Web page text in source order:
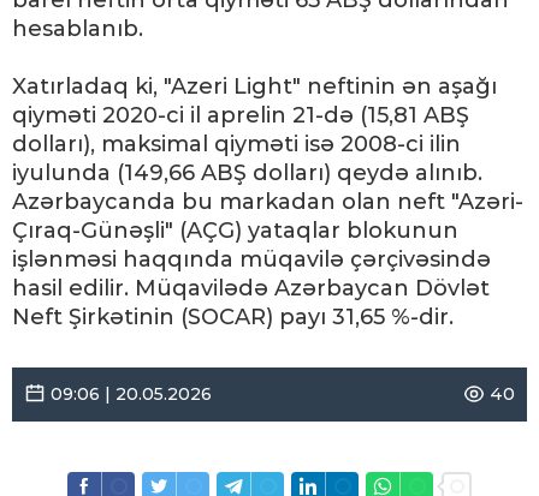
hesablanıb.
Xatırladaq ki, "Azeri Light" neftinin ən aşağı
qiyməti 2020-ci il aprelin 21-də (15,81 ABŞ
dolları), maksimal qiyməti isə 2008-ci ilin
iyulunda (149,66 ABŞ dolları) qeydə alınıb.
Azərbaycanda bu markadan olan neft "Azəri-
Çıraq-Günəşli" (AÇG) yataqlar blokunun
işlənməsi haqqında müqavilə çərçivəsində
hasil edilir. Müqavilədə Azərbaycan Dövlət
Neft Şirkətinin (SOCAR) payı 31,65 %-dir.
09:06 | 20.05.2026 40